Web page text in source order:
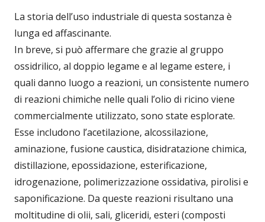
La storia dell’uso industriale di questa sostanza è
lunga ed affascinante.
In breve, si può affermare che grazie al gruppo
ossidrilico, al doppio legame e al legame estere, i
quali danno luogo a reazioni, un consistente numero
di reazioni chimiche nelle quali l’olio di ricino viene
commercialmente utilizzato, sono state esplorate.
Esse includono l’acetilazione, alcossilazione,
aminazione, fusione caustica, disidratazione chimica,
distillazione, epossidazione, esterificazione,
idrogenazione, polimerizzazione ossidativa, pirolisi e
saponificazione. Da queste reazioni risultano una
moltitudine di olii, sali, gliceridi, esteri (composti